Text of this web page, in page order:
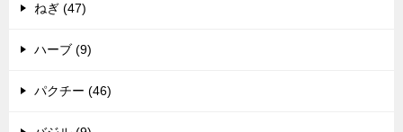
ねぎ (47)
ハーブ (9)
パクチー (46)